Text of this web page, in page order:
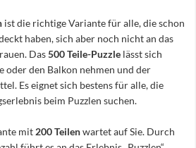
ist die richtige Variante für alle, die schon
haben, sich aber noch nicht an das
Das500 Teile-Puzzle lässt sich
oder den Balkon nehmen und der
Es eignet sich bestens für alle, die
beim Puzzlen suchen.
mit 200 Teilenwartet auf Sie. Durch